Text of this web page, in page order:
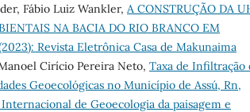
Fábio Luiz Wankler, A CONSTRUÇÃO DA
NA BACIA DO RIO BRANCO EM
Revista Eletrônica Casa de Makunaima
Cirício Pereira Neto, Taxa de Infiltração
Geoecológicas no Município de Assú, Rn,
de Geoecologia da paisagem e